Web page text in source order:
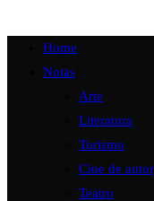
Home
Notas
Arte
Literatura
Turismo
Cine de autor
Teatro